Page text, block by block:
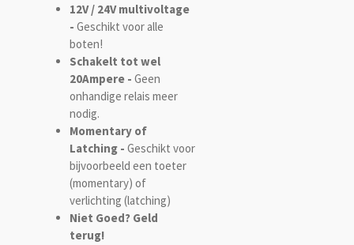
12V / 24V multivoltage
- Geschikt voor alle
boten!
Schakelt tot wel
20Ampere - Geen
onhandige relais meer
nodig.
Momentary of
Latching - Geschikt voor
bijvoorbeeld een toeter
(momentary) of
verlichting (latching)
Niet Goed? Geld
terug!